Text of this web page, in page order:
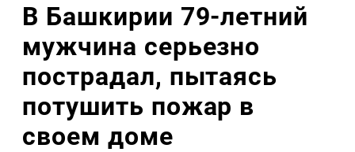
В Башкирии 79-летний
мужчина серьезно
пострадал, пытаясь
потушить пожар в
своем доме